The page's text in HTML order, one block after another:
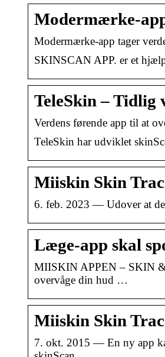
Modermærke-
Modermærke-app tager
SKINSCAN APP. er et
TeleSkin –
Verdens førende app til at
TeleSkin har udviklet
Miiskin Skin
6. feb. 2023 — Udover at
Læge-app skal
MIISKIN APPEN – SKIN
overvåge din hud …
Miiskin Skin
7. okt. 2015 — En ny app